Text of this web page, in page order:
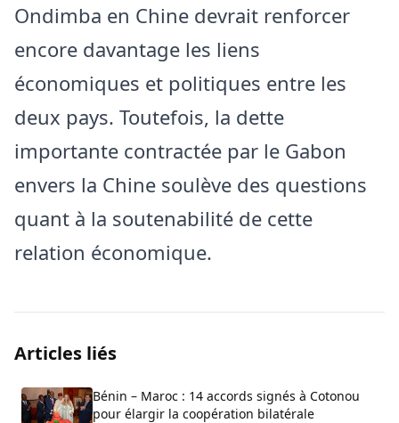
Ondimba en Chine devrait renforcer
encore davantage les liens
économiques et politiques entre les
deux pays. Toutefois, la dette
importante contractée par le Gabon
envers la Chine soulève des questions
quant à la soutenabilité de cette
relation économique.
Articles liés
Bénin – Maroc : 14 accords signés à Cotonou
pour élargir la coopération bilatérale